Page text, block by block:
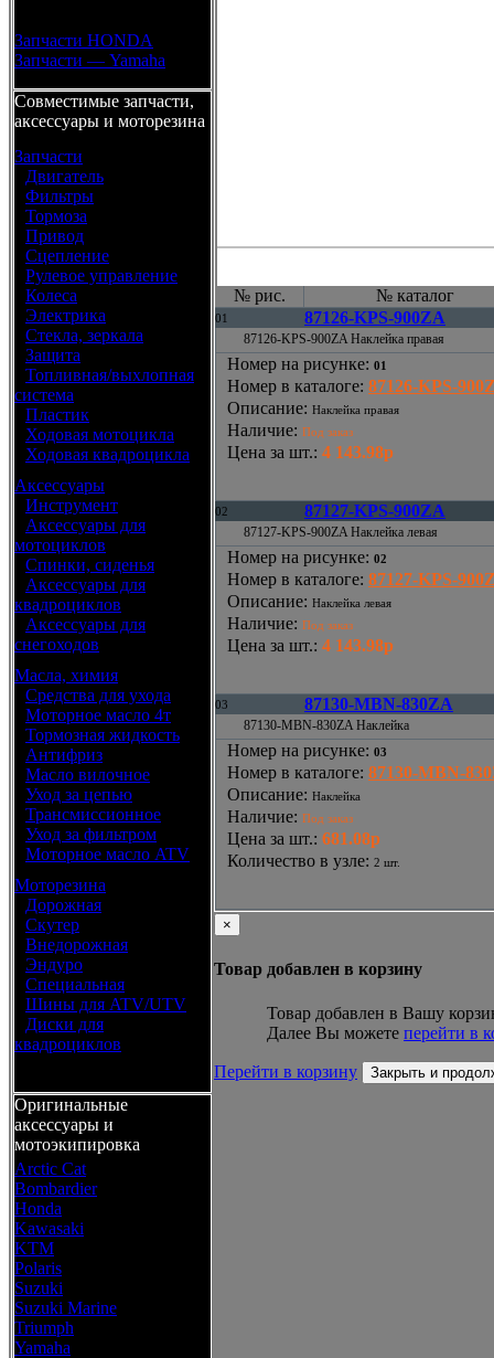
Запчасти HONDA
Запчасти — Yamaha
Совместимые запчасти,
аксессуары и моторезина
Запчасти
Двигатель
Фильтры
Тормоза
Привод
Сцепление
Рулевое управление
Колеса
Электрика
Стекла, зеркала
Защита
Топливная/выхлопная
система
Пластик
Ходовая мотоцикла
Ходовая квадроцикла
Аксессуары
Инструмент
Аксессуары для
мотоциклов
Спинки, сиденья
Аксессуары для
квадроциклов
Аксессуары для
снегоходов
Масла, химия
Средства для ухода
Моторное масло 4т
Тормозная жидкость
Антифриз
Масло вилочное
Уход за цепью
Трансмиссионное
Уход за фильтром
Моторное масло ATV
Моторезина
Дорожная
Скутер
Внедорожная
Эндуро
Специальная
Шины для ATV/UTV
Диски для
квадроциклов
Оригинальные
аксессуары и
мотоэкипировка
Arctic Cat
Bombardier
Honda
Kawasaki
KTM
Polaris
Suzuki
Suzuki Marine
Triumph
Yamaha
№ рис. № каталог
01 87126-KPS-900ZA
87126-KPS-900ZA Наклейка правая
Номер на рисунке: 01
Номер в каталоге: 87126-KPS-
Описание: Наклейка правая
Наличие: Под заказ
Цена за шт.: 4 143.98р
02 87127-KPS-900ZA
87127-KPS-900ZA Наклейка левая
Номер на рисунке: 02
Номер в каталоге: 87127-KPS-
Описание: Наклейка левая
Наличие: Под заказ
Цена за шт.: 4 143.98р
03 87130-MBN-830ZA
87130-MBN-830ZA Наклейка
Номер на рисунке: 03
Номер в каталоге: 87130-MBN-
Описание: Наклейка
Наличие: Под заказ
Цена за шт.: 681.08р
Количество в узле: 2 шт.
×
Товар добавлен в корзину
Товар добавлен в Вашу
Далее Вы можете перейти в
Перейти в корзину Закрыть и